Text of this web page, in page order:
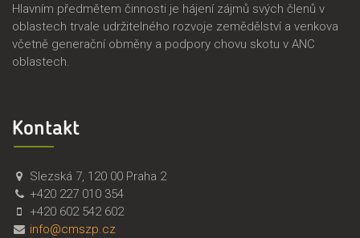
Hlavním předmětem činnosti je hájení zájmů svých členů v
oblastech trvale udržitelného rozvoje zemědělství a venkova
včetně generační obměny a podpory chovu skotu v ANC
oblastech.
Kontakt
Č
M
S
Z
Č
e
s
k
Slezská 7, 120 00 Praha 2
+420 227 010 354
+420 602 542 602
info@cmszp.cz